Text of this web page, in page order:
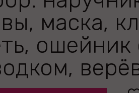
маска,
ошейник